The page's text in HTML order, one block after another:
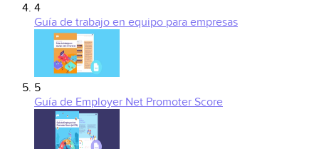
4
Guía de trabajo en equipo para empresas
5
Guía de Employer Net Promoter Score